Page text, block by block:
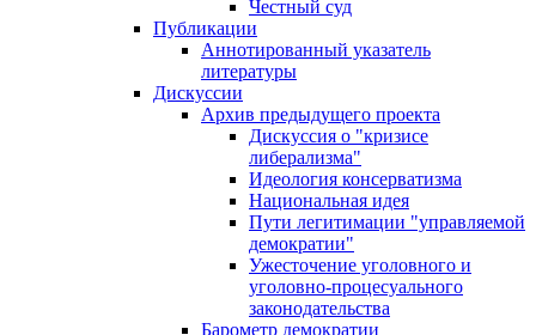
Честный суд
Публикации
Аннотированный указатель
литературы
Дискуссии
Архив предыдущего проекта
Дискуссия о "кризисе
либерализма"
Идеология консерватизма
Национальная идея
Пути легитимации "управляемой
демократии"
Ужесточение уголовного и
уголовно-процесуального
законодательства
Барометр демократии